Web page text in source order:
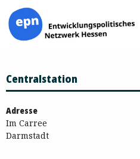
Inhalt
springen
Centralstation
Adresse
Im Carree
Darmstadt